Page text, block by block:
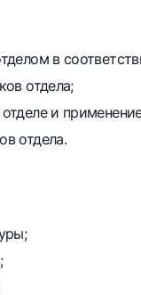
в
отдела;
и
отдела.